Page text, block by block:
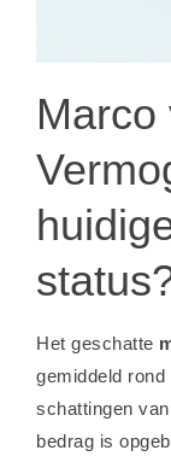
Marco
Het geschatte
gemiddeld
schattingen
bedrag is